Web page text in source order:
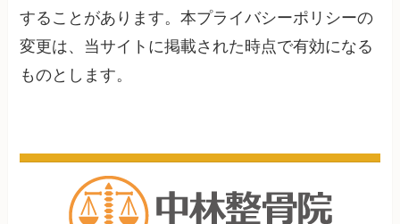
することがあります。本プライバシーポリシーの
変更は、当サイトに掲載された時点で有効になる
ものとします。